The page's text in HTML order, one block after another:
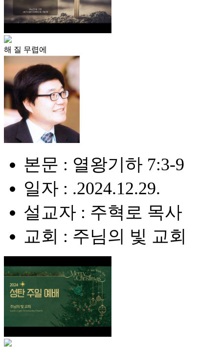
해 질 무렵에
본문 : 열왕기하 7:3-9
일자 : .2024.12.29.
설교자 : 주혁로 목사
교회 : 주님의 빛 교회